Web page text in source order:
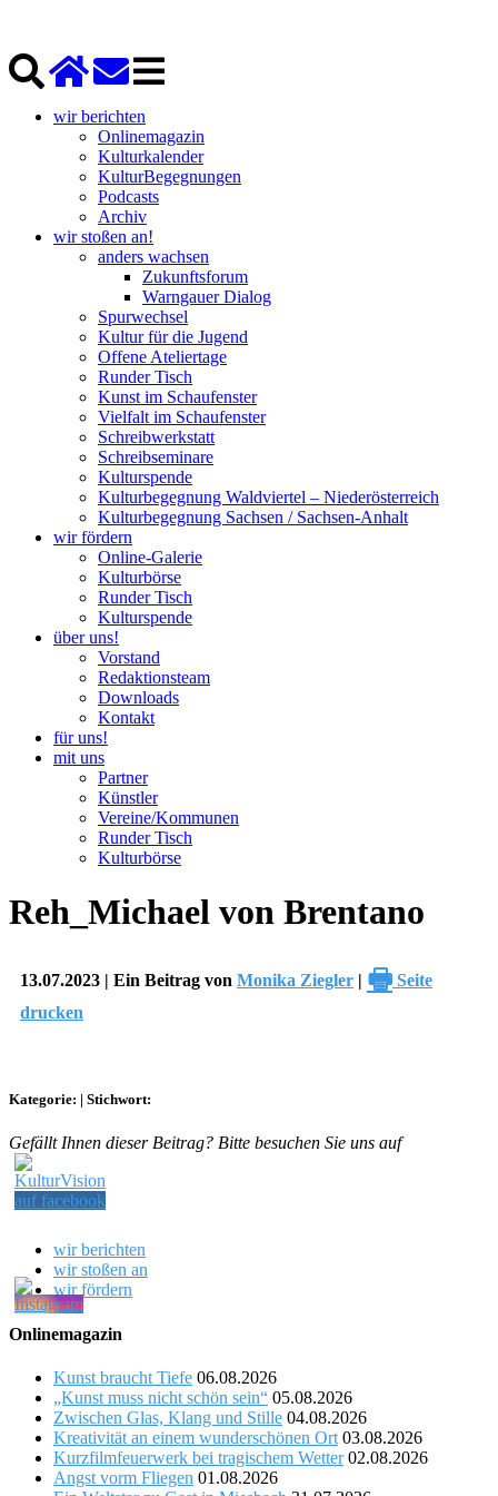
wir berichten
Onlinemagazin
Kulturkalender
KulturBegegnungen
Podcasts
Archiv
wir stoßen an!
anders wachsen
Zukunftsforum
Warngauer Dialog
Spurwechsel
Kultur für die Jugend
Offene Ateliertage
Runder Tisch
Kunst im Schaufenster
Vielfalt im Schaufenster
Schreibwerkstatt
Schreibseminare
Kulturspende
Kulturbegegnung Waldviertel – Niederösterreich
Kulturbegegnung Sachsen / Sachsen-Anhalt
wir fördern
Online-Galerie
Kulturbörse
Runder Tisch
Kulturspende
über uns!
Vorstand
Redaktionsteam
Downloads
Kontakt
für uns!
mit uns
Partner
Künstler
Vereine/Kommunen
Runder Tisch
Kulturbörse
Reh_Michael von Brentano
13.07.2023 | Ein Beitrag von Monika Ziegler | 🖶 Seite
drucken
Kategorie: | Stichwort:
Gefällt Ihnen dieser Beitrag? Bitte besuchen Sie uns auf
wir berichten
wir stoßen an
wir fördern
Onlinemagazin
Kunst braucht Tiefe 06.08.2026
„Kunst muss nicht schön sein“ 05.08.2026
Zwischen Glas, Klang und Stille 04.08.2026
Kreativität an einem wunderschönen Ort 03.08.2026
Kurzfilmfeuerwerk bei tragischem Wetter 02.08.2026
Angst vorm Fliegen 01.08.2026